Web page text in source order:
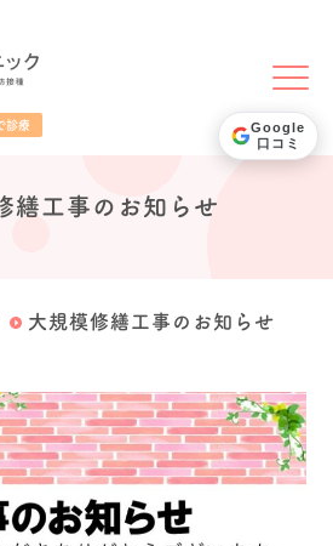
診療
繕工事のお知らせ
大規模修繕工事のお知らせ
Google
口コミ